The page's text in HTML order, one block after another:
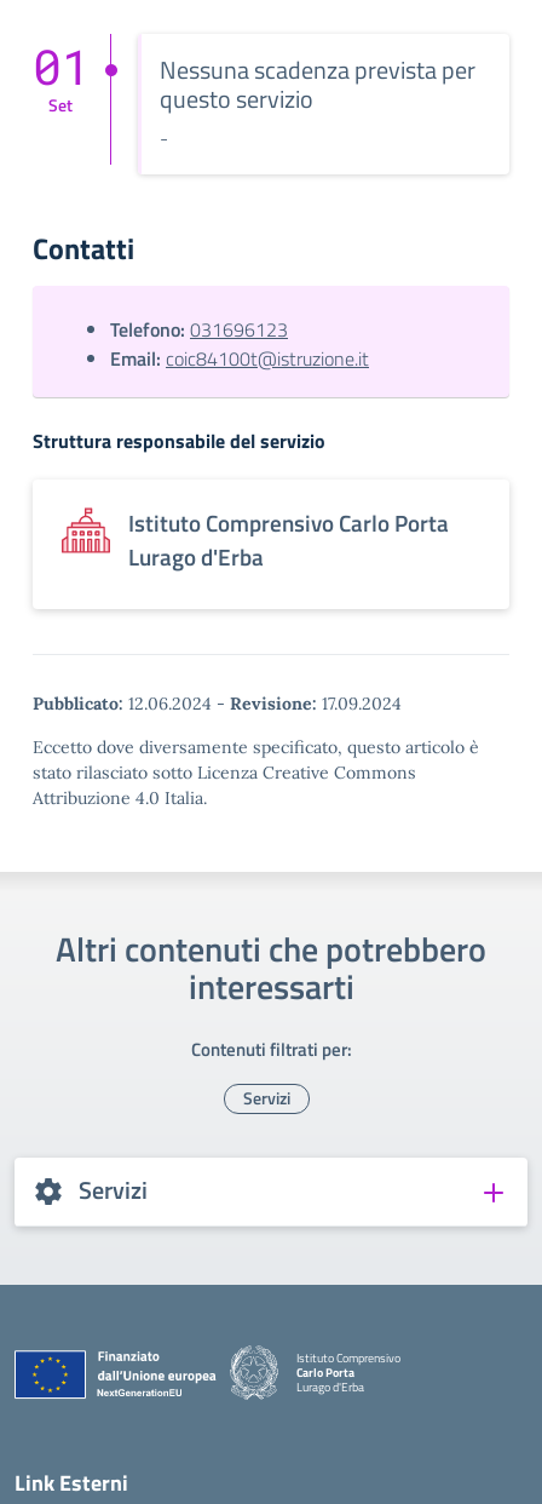
01
Set
Nessuna scadenza prevista per
questo servizio
-
Contatti
Telefono: 031696123
Email: coic84100t@istruzione.it
Struttura responsabile del servizio
Istituto Comprensivo Carlo Porta
Lurago d'Erba
Pubblicato: 12.06.2024 - Revisione: 17.09.2024
Eccetto dove diversamente specificato, questo articolo è
stato rilasciato sotto Licenza Creative Commons
Attribuzione 4.0 Italia.
Altri contenuti che potrebbero
interessarti
Contenuti filtrati per:
Servizi
Servizi
Istituto Comprensivo
Carlo Porta
Lurago d'Erba
— Visita la pagina iniziale della scuola
Link Esterni